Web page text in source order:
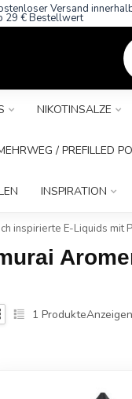
Versand
29 € Bestellwert
NIKOTINSALZE
/ PREFILLED
INSPIRATION
inspirierte E-Liquids mit
1 Produkte